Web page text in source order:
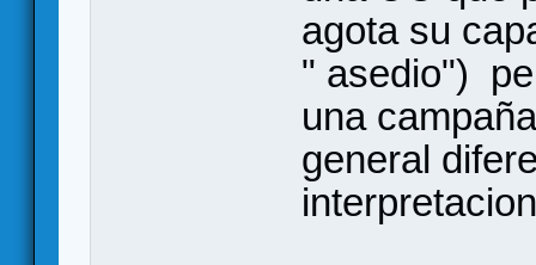
agota su
" asedio")
una
general